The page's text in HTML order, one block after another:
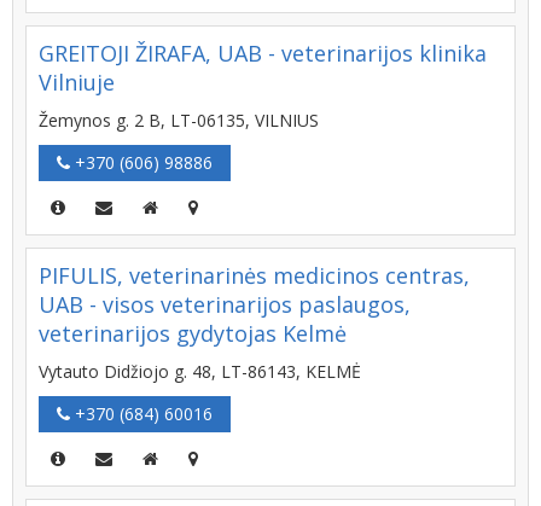
GREITOJI ŽIRAFA, UAB - veterinarijos klinika
Vilniuje
Žemynos g. 2 B, LT-06135, VILNIUS
+370 (606) 98886
PIFULIS, veterinarinės medicinos centras,
UAB - visos veterinarijos paslaugos,
veterinarijos gydytojas Kelmė
Vytauto Didžiojo g. 48, LT-86143, KELMĖ
+370 (684) 60016